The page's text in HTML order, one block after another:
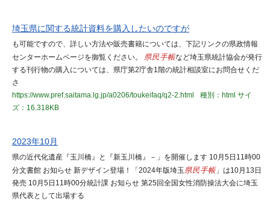
埼玉県に関する統計資料を購入したいのですが
も可能ですので、詳しい方法や販売書籍については、下記リンクの県政情報
センターホームページを御覧ください。 県民手帳など埼玉県統計協会が発行
する刊行物の購入については、県庁第2庁舎1階の統計相談室にお問合せくだ
さ
https://www.pref.saitama.lg.jp/a0206/toukeifaq/q2-2.html
種別：html サイ
ズ：16.318KB
2023年10月
県の近代化遺産『玉川橋』と『新玉川橋』－」を開催します 10月5日11時00
分文書館 お知らせ 新デザイン登場！「2024年版埼玉県民手帳 」は10月13日
発売 10月5日11時00分統計課 お知らせ 第25回全国女性消防操法大会に埼玉
県代表として出場する